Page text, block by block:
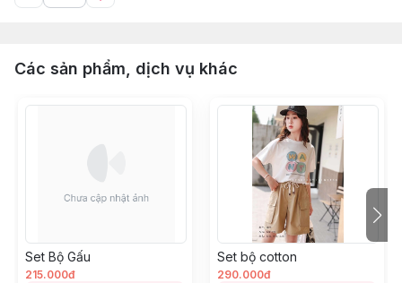
Các sản phẩm, dịch vụ khác
Set Bộ Gấu
215.000đ
Set bộ cotton
290.000đ